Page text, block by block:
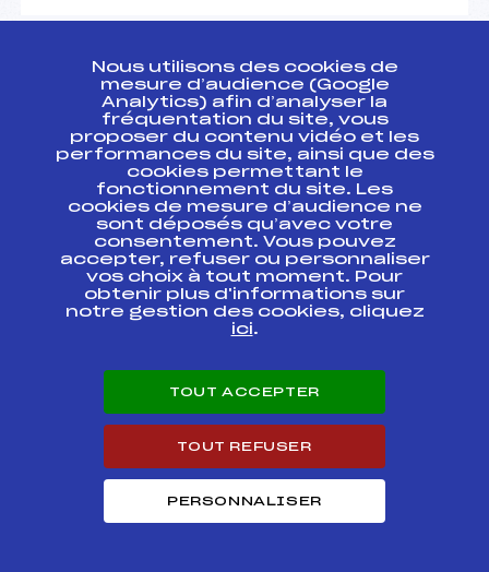
FNAF0401
FRANCE DES CLUBS
DIVISION
FEMININE
FFS
BNAF0092.FFS
SAMSE NATIONAL
TOUR U19 / U21 /
SENIOR
FFS
BNAF0091.FFS
SAMSE NATIONAL
TOUR U19 / U21 /
SENIOR
FFS
BNAF0082.FFS
SAMSE NATIONAL
TOUR //
CHAMPIONNATS DE
FFS
SAMSE NATIONAL
BNAF0073.FFS
SAMSE NATIONAL
TOUR U19 / U21 /
SENIOR
FFS
SAMSE NATIONAL
Nous utilisons des cookies de
mesure d’audience (Google
Analytics) afin d’analyser la
fréquentation du site, vous
proposer du contenu vidéo et les
performances du site, ainsi que des
cookies permettant le
fonctionnement du site. Les
cookies de mesure d’audience ne
sont déposés qu’avec votre
consentement. Vous pouvez
accepter, refuser ou personnaliser
vos choix à tout moment. Pour
obtenir plus d'informations sur
notre gestion des cookies, cliquez
ici.
TOUT ACCEPTER
TOUT REFUSER
PERSONNALISER